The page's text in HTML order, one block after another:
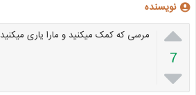
نویسنده

7

مرسی که کمک میکنید و مارا یاری میکنید